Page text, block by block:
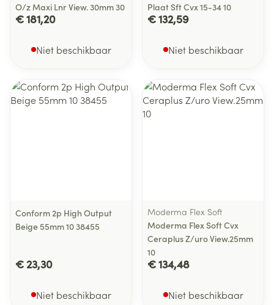
O/z Maxi Lnr View. 30mm 30
€ 181,20
Niet beschikbaar
Plaat Sft Cvx 15-34 10
€ 132,59
Niet beschikbaar
Conform 2p High Output
Beige 55mm 10 38455
€ 23,30
Niet beschikbaar
Moderma Flex Soft
Moderma Flex Soft Cvx
Ceraplus Z/uro View.25mm
10
€ 134,48
Niet beschikbaar